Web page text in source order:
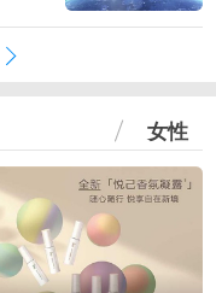
女性